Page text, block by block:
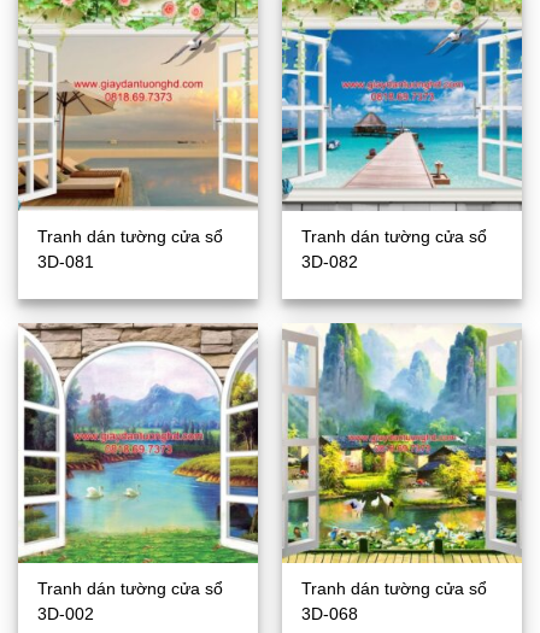
Tranh dán tường cửa sổ
3D-081
Tranh dán tường cửa sổ
3D-082
Tranh dán tường cửa sổ
3D-002
Tranh dán tường cửa sổ
3D-068